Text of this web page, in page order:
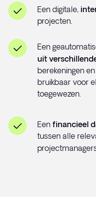
Een digitale,
projecten.
Een
uit
berekeningen
bruikbaar voor
toegewezen.
Een financieel
tussen alle